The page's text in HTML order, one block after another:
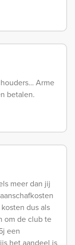
Arme
betalen.
meer dan jij
dus als
om de club te
een